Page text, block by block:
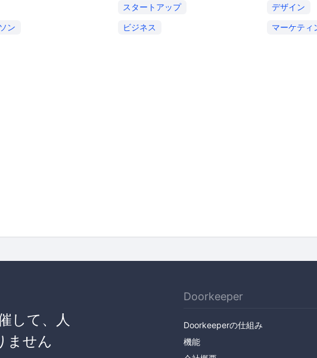
スタートアップ
デザイン
ン
ビジネス マーケティ
して、人
ません
Doorkeeper
Doorkeeperの仕組み
機能